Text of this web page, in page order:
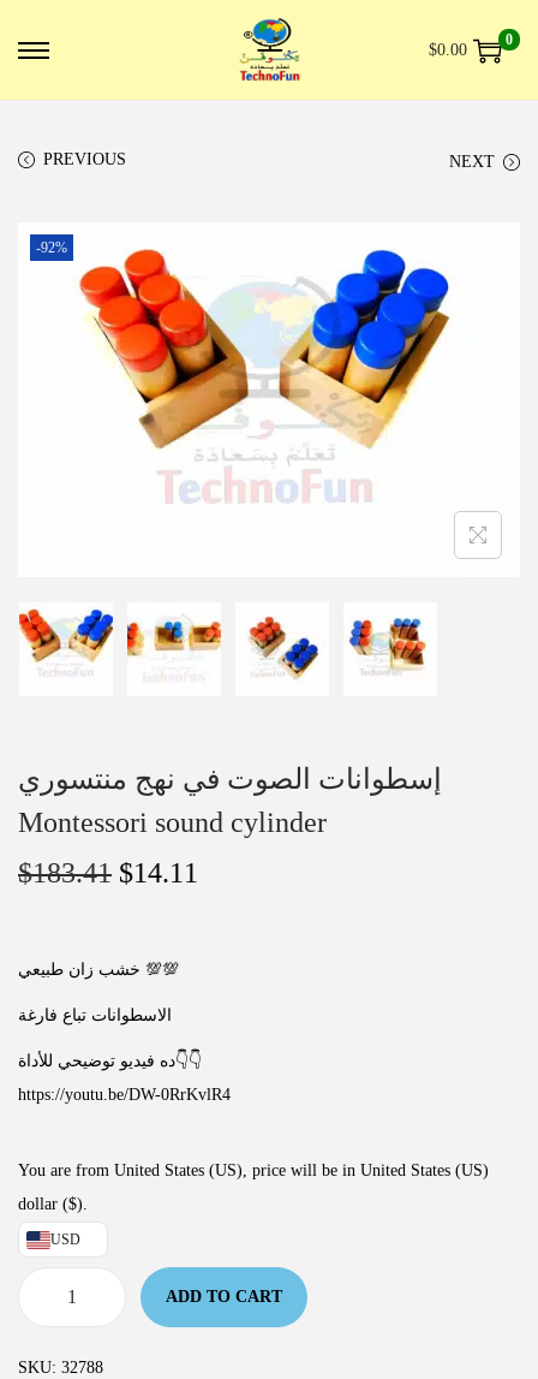
$0.00
0
PREVIOUS NEXT
-92%
إسطوانات الصوت في نهج منتسوري
Montessori sound cylinder
$183.41 $14.11
💯💯
الاسطوانات تباع فارغة
ده فيديو توضيحي للأداة👇👇
https://youtu.be/DW-0RrKvlR4
You are from United States (US), price will be in United States (US)
dollar ($).
USD
ADD TO CART
SKU: 32788